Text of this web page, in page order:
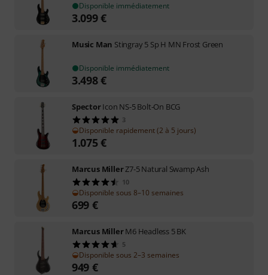
Disponible immédiatement
3.099€
Music Man Stingray 5 Sp H MN Frost Green
Disponible immédiatement
3.498€
SpectorIcon NS-5 Bolt-On BCG
3
Disponible rapidement (2 à 5 jours)
1.075€
Marcus MillerZ7-5 Natural Swamp Ash
10
Disponible sous 8–10 semaines
699 €
Marcus MillerM6 Headless 5 BK
5
Disponible sous 2–3 semaines
949 €